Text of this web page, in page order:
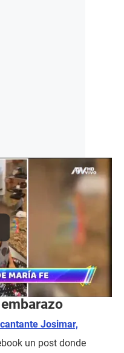
cantante Josimar,
un post donde